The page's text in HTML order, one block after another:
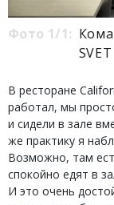
Фото 1/1:
SVET
В ресторане
работал, мы
и сидели в зале
же практику я
Возможно, там
спокойно едят в
И это очень